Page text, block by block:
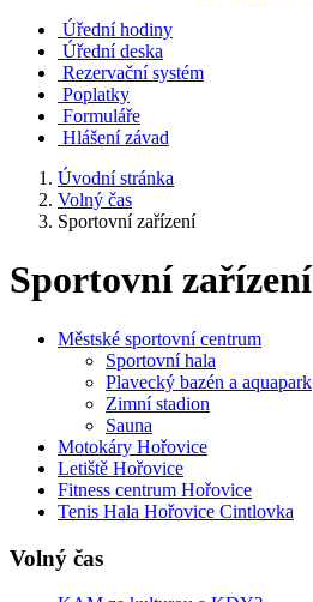
Úřední hodiny
Úřední deska
Rezervační systém
Poplatky
Formuláře
Hlášení závad
Úvodní stránka
Volný čas
Sportovní zařízení
Sportovní zařízení
Městské sportovní centrum
Sportovní hala
Plavecký bazén a aquapark
Zimní stadion
Sauna
Motokáry Hořovice
Letiště Hořovice
Fitness centrum Hořovice
Tenis Hala Hořovice Cintlovka
Volný čas